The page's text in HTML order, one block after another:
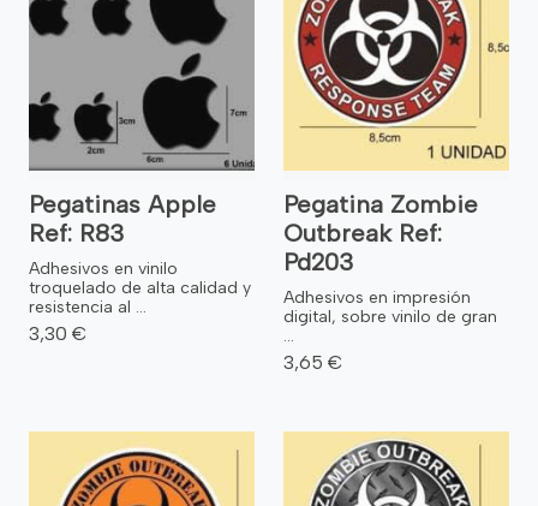
Pegatinas Apple
Ref: R83
Adhesivos en vinilo
troquelado de alta calidad y
resistencia al ...
3,30 €
Pegatina Zombie
Outbreak Ref:
Pd203
Adhesivos en impresión
digital, sobre vinilo de gran
...
3,65 €